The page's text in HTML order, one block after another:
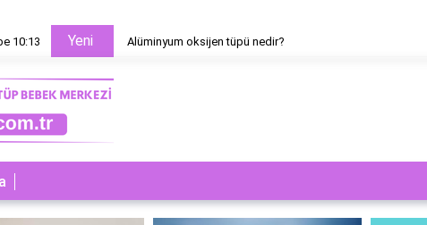
10:13 Yeni Alüminyum oksijen tüpü nedir?